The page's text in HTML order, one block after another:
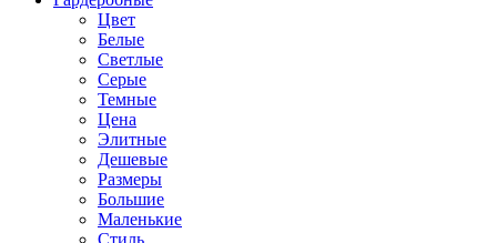
Цвет
Белые
Светлые
Серые
Темные
Цена
Элитные
Дешевые
Размеры
Большие
Маленькие
Стиль